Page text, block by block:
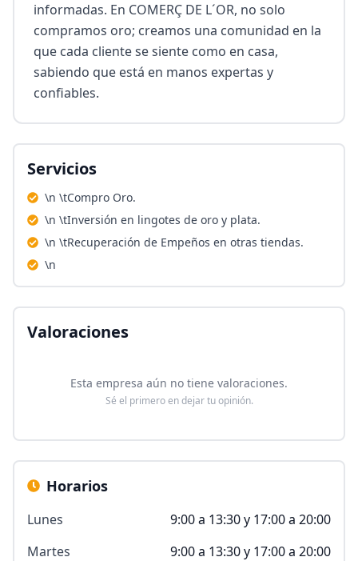
informadas. En COMERÇ DE L´OR, no solo
compramos oro; creamos una comunidad en la
que cada cliente se siente como en casa,
sabiendo que está en manos expertas y
confiables.
Servicios
\n \tCompro Oro.
\n \tInversión en lingotes de oro y plata.
\n \tRecuperación de Empeños en otras tiendas.
\n
Valoraciones
Esta empresa aún no tiene valoraciones.
Sé el primero en dejar tu opinión.
Horarios
Lunes
9:00 a 13:30 y 17:00 a 20:00
Martes
9:00 a 13:30 y 17:00 a 20:00